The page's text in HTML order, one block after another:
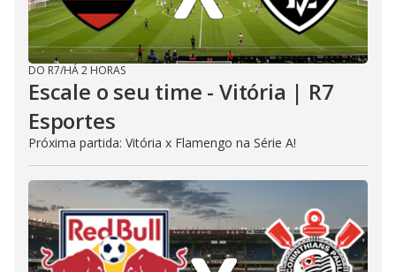
DO R7/HÁ 2 HORAS
Escale o seu time - Vitória | R7
Esportes
Próxima partida: Vitória x Flamengo na Série A!